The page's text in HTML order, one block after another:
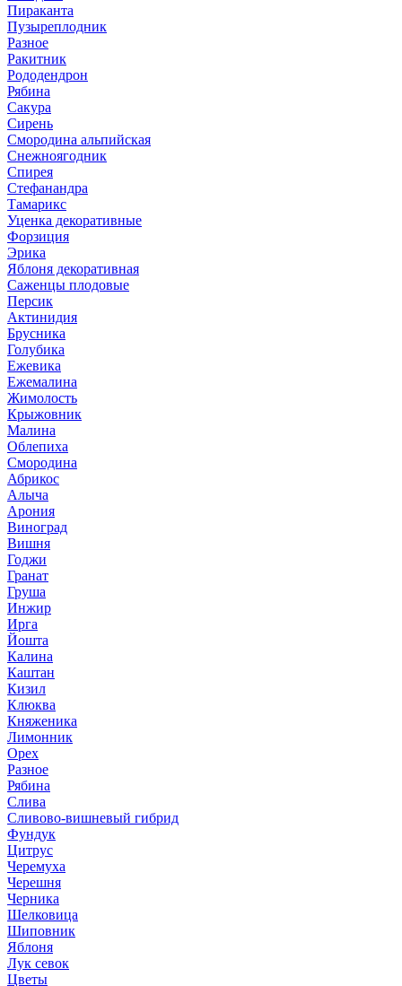
Пираканта
Пузыреплодник
Разное
Ракитник
Рододендрон
Рябина
Сакура
Сирень
Смородина альпийская
Снежноягодник
Спирея
Стефанандра
Тамарикс
Уценка декоративные
Форзиция
Эрика
Яблоня декоративная
Саженцы плодовые
Персик
Актинидия
Брусника
Голубика
Ежевика
Ежемалина
Жимолость
Крыжовник
Малина
Облепиха
Смородина
Абрикос
Алыча
Арония
Виноград
Вишня
Годжи
Гранат
Груша
Инжир
Ирга
Йошта
Калина
Каштан
Кизил
Клюква
Княженика
Лимонник
Орех
Разное
Рябина
Слива
Сливово-вишневый гибрид
Фундук
Цитрус
Черемуха
Черешня
Черника
Шелковица
Шиповник
Яблоня
Лук севок
Цветы